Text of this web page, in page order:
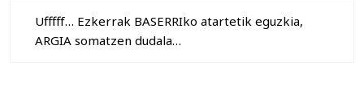
Ufffff… Ezkerrak BASERRIko atartetik eguzkia,
ARGIA somatzen dudala…